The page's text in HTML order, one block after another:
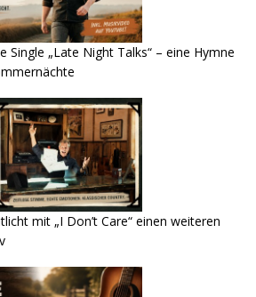
Single „Late Night Talks“ – eine Hymne
mit „I Don’t Care“ einen weiteren